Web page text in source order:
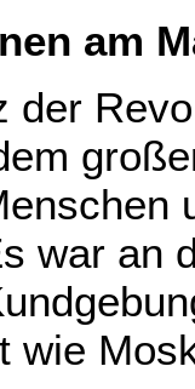
am
der
war an
wie